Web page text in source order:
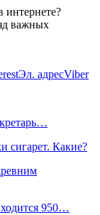
интернете?
важных
Эл. адресViber
сигарет. Какие?
950…